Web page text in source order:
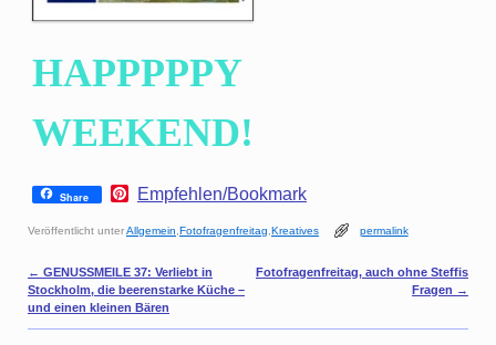
HAPPPPPY
WEEKEND!
Share
P
n
e
r
e
s
t
Empfehlen/Bookmark
Veröffentlicht unterAllgemein Fotofragenfreitag Kreatives permalink
Artikelnavigation
← GENUSSMEILE 37: Verliebt in
Stockholm, die beerenstarke Küche –
und einen kleinen Bären
Fotofragenfreitag, auch ohne Steffis
Fragen →